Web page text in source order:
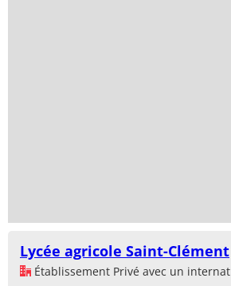
Lycée agricole Saint-Clément
Établissement Privé avec un internat